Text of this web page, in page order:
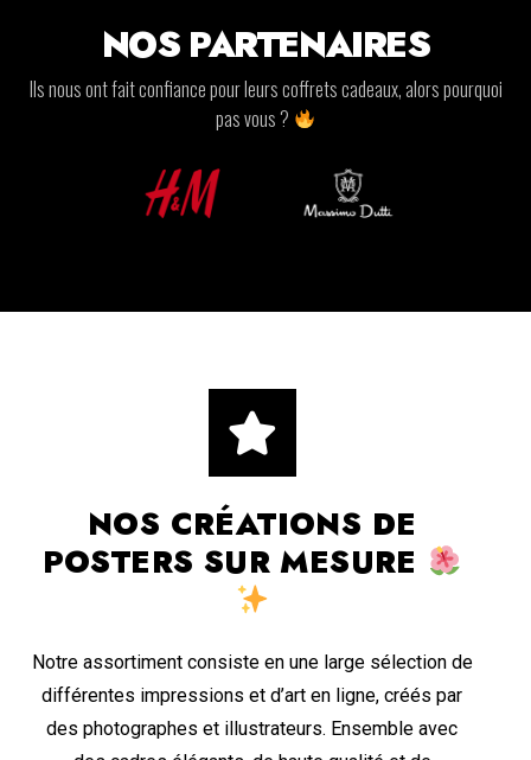
NOS PARTENAIRES
Ils nous ont fait confiance pour leurs coffrets cadeaux, alors pourquoi
pas vous ?
NOS CRÉATIONS DE
POSTERS SUR MESURE
Notre assortiment consiste en une large sélection de
différentes impressions et d’art en ligne, créés par
des photographes et illustrateurs. Ensemble avec